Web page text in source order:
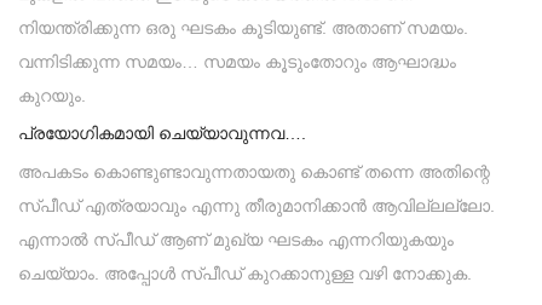
നിയന്ത്രിക്കുന്ന ഒരു ഘടകം കൂടിയുണ്ട്. അതാണ് സമയം.
വന്നിടിക്കുന്ന സമയം… സമയം കൂടുംതോറും ആഘാദ്ധം
കുറയും.
പ്രയോഗികമായി ചെയ്യാവുന്നവ….
അപകടം കൊണ്ടുണ്ടാവുന്നതായതു കൊണ്ട് തന്നെ അതിന്റെ
സ്പീഡ് എത്രയാവും എന്നു തീരുമാനിക്കാൻ ആവില്ലല്ലോ.
എന്നാൽ സ്പീഡ് ആണ് മുഖ്യ ഘടകം എന്നറിയുകയും
ചെയ്യാം. അപ്പോൾ സ്പീഡ് കുറക്കാനുള്ള വഴി നോക്കുക.